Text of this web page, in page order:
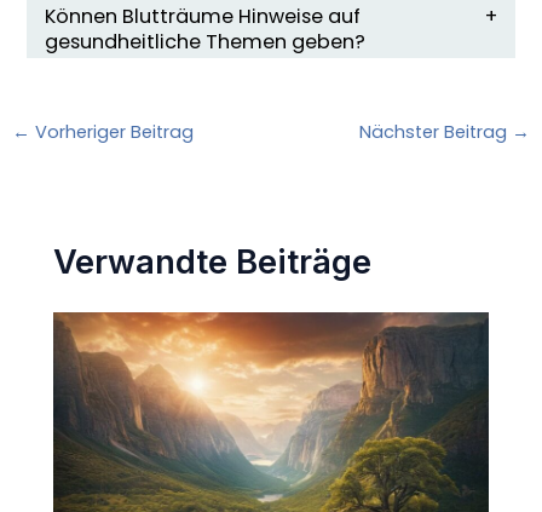
Können Blutträume Hinweise auf
gesundheitliche Themen geben?
← Vorheriger Beitrag Nächster Beitrag →
Verwandte Beiträge